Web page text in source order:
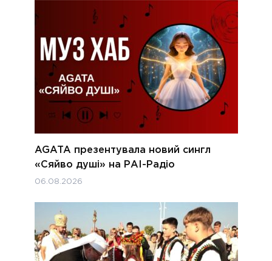
AGATA презентувала новий сингл
«Сяйво душі» на РАІ-Радіо
06.08.2026